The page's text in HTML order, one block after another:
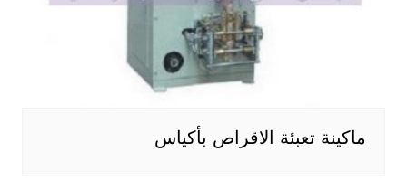
ماكينة تعبئة الاقراص بأكياس